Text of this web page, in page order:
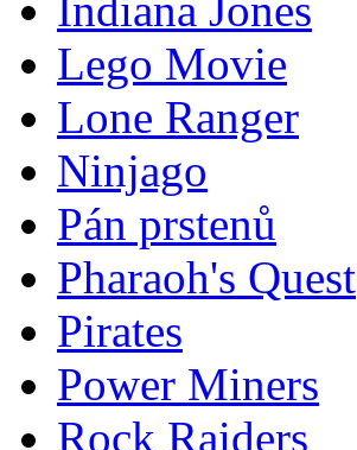
Indiana Jones
Lego Movie
Lone Ranger
Ninjago
Pán prstenů
Pharaoh's Quest
Pirates
Power Miners
Rock Raiders